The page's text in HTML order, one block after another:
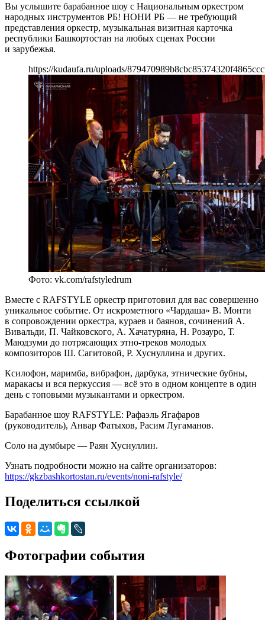
Вы услышите барабанное шоу с Национальным оркестром
народных инструментов РБ! НОНИ РБ — не требующий
представления оркестр, музыкальная визитная карточка
республики Башкортостан на любых сценах России
и зарубежья.
https://kudaufa.ru/uploads/
Фото: vk.com/rafstyledrum
Вместе с RAFSTYLE оркестр приготовил для вас совершенно
уникальное событие. От искрометного «Чардаша» В. Монти
в сопровождении оркестра, кураев и баянов, сочинений А.
Вивальди, П. Чайковского, А. Хачатуряна, Н. Розауро, Т.
Маюдзуми до потрясающих этно-треков молодых
композиторов Ш. Сагитовой, Р. Хуснуллина и других.
Ксилофон, маримба, вибрафон, дарбука, этнические бубны,
маракасы и вся перкуссия — всё это в одном концепте в один
день с топовыми музыкантами и оркестром.
Барабанное шоу RAFSTYLE: Рафаэль Ягафаров
(руководитель), Анвар Фатыхов, Расим Лугаманов.
Соло на думбыре — Раян Хуснуллин.
Узнать подробности можно на сайте организаторов:
https://gkzbashkortostan.ru/events/noni-rafstyle/
Поделиться ссылкой
Фотографии события